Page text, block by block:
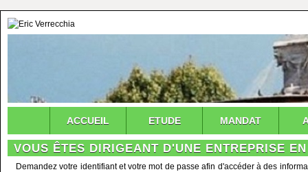
ACCUEIL ETUDE MANDAT
VOUS ÊTES DIRIGEANT D'UNE ENTREPRISE
Demandez votre identifiant et votre mot de passe afin d'accéder à des